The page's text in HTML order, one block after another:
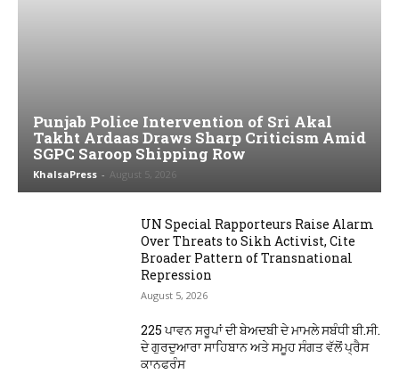
Punjab Police Intervention of Sri Akal
Takht Ardaas Draws Sharp Criticism Amid
SGPC Saroop Shipping Row
KhalsaPress - August 5, 2026
UN Special Rapporteurs Raise Alarm
Over Threats to Sikh Activist, Cite
Broader Pattern of Transnational
Repression
August 5, 2026
225 ਪਾਵਨ ਸਰੂਪਾਂ ਦੀ ਬੇਅਦਬੀ ਦੇ ਮਾਮਲੇ ਸਬੰਧੀ ਬੀ.ਸੀ.
ਦੇ ਗੁਰਦੁਆਰਾ ਸਾਹਿਬਾਨ ਅਤੇ ਸਮੂਹ ਸੰਗਤ ਵੱਲੋਂ ਪ੍ਰੈਸ
ਕਾਨਫਰੰਸ